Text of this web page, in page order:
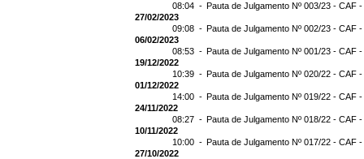
08:04 - Pauta de Julgamento Nº 003/23 - CAF
27/02/2023
09:08 - Pauta de Julgamento Nº 002/23 - CAF
06/02/2023
08:53 - Pauta de Julgamento Nº 001/23 - CAF
19/12/2022
10:39 - Pauta de Julgamento Nº 020/22 - CAF
01/12/2022
14:00 - Pauta de Julgamento Nº 019/22 - CAF
24/11/2022
08:27 - Pauta de Julgamento Nº 018/22 - CAF
10/11/2022
10:00 - Pauta de Julgamento Nº 017/22 - CAF
27/10/2022